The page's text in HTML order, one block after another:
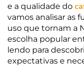
e a qualidade do
vamos analisar as
uso que tornam a
escolha popular
lendo para
expectativas e